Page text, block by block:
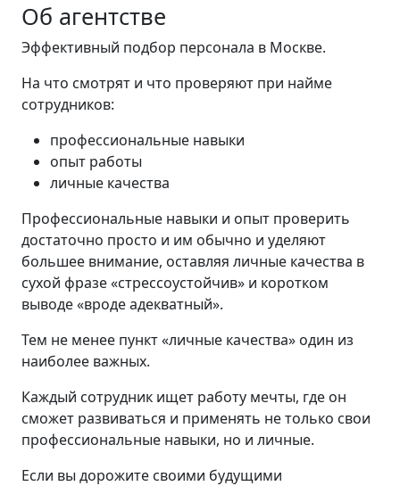
Об агентстве
Эффективный подбор персонала в Москве.
На что смотрят и что проверяют при найме
сотрудников:
профессиональные навыки
опыт работы
личные качества
Профессиональные навыки и опыт проверить
достаточно просто и им обычно и уделяют
большее внимание, оставляя личные качества в
сухой фразе «стрессоустойчив» и коротком
выводе «вроде адекватный».
Тем не менее пункт «личные качества» один из
наиболее важных.
Каждый сотрудник ищет работу мечты, где он
сможет развиваться и применять не только свои
профессиональные навыки, но и личные.
Если вы дорожите своими будущими